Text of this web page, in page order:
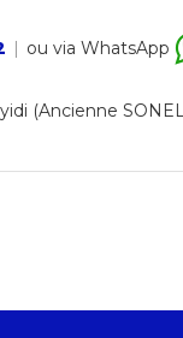
| ou via WhatsApp
(Ancienne